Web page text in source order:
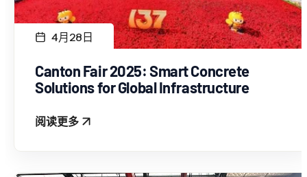
4月28日
Canton Fair 2025: Smart Concrete
Solutions for Global Infrastructure
阅读更多
: CANTON FAIR 2025: SMART CONCRETE